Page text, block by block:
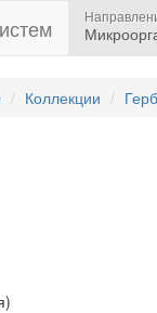
Коллекции